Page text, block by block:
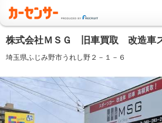
株式会社ＭＳＧ 旧車買取 改造車
埼玉県ふじみ野市うれし野２－１－６